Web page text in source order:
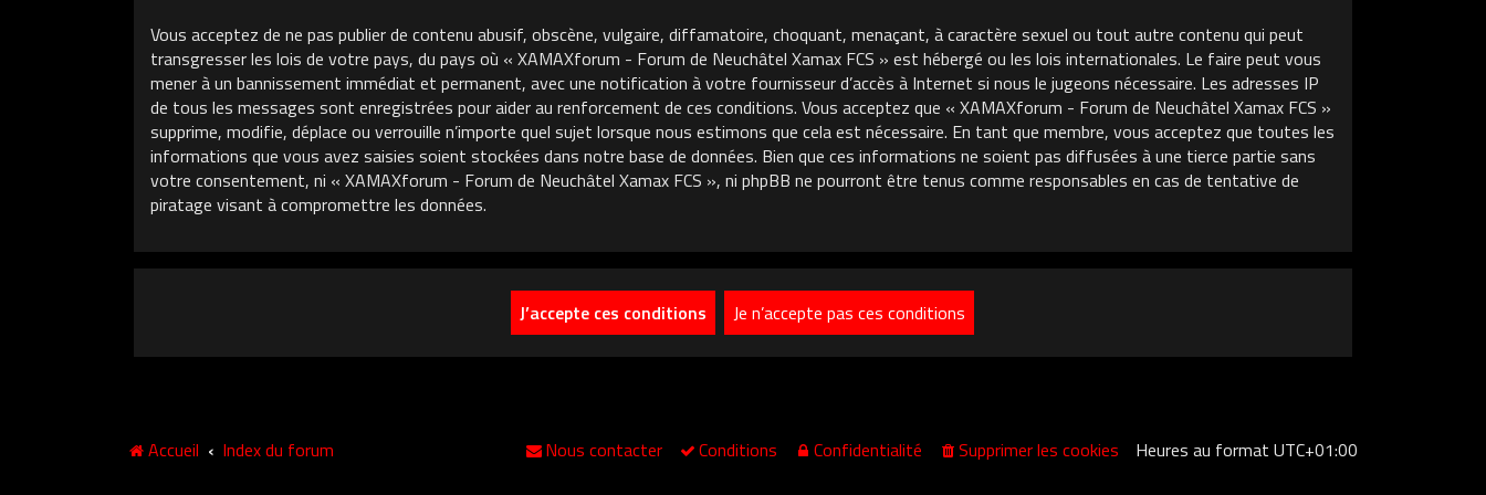
Vous acceptez de ne pas publier de contenu abusif, obscène, vulgaire, diffamatoire, choquant, menaçant, à caractère sexuel ou tout autre contenu qui peut
transgresser les lois de votre pays, du pays où « XAMAXforum - Forum de Neuchâtel Xamax FCS » est hébergé ou les lois internationales. Le faire peut vous
mener à un bannissement immédiat et permanent, avec une notification à votre fournisseur d’accès à Internet si nous le jugeons nécessaire. Les adresses IP
de tous les messages sont enregistrées pour aider au renforcement de ces conditions. Vous acceptez que « XAMAXforum - Forum de Neuchâtel Xamax FCS »
supprime, modifie, déplace ou verrouille n’importe quel sujet lorsque nous estimons que cela est nécessaire. En tant que membre, vous acceptez que toutes les
informations que vous avez saisies soient stockées dans notre base de données. Bien que ces informations ne soient pas diffusées à une tierce partie sans
votre consentement, ni « XAMAXforum - Forum de Neuchâtel Xamax FCS », ni phpBB ne pourront être tenus comme responsables en cas de tentative de
piratage visant à compromettre les données.
Accueil Index du forum Heures au formatUTC+01:00
Supprimer les cookies
Confidentialité
Conditions
Nous contacter